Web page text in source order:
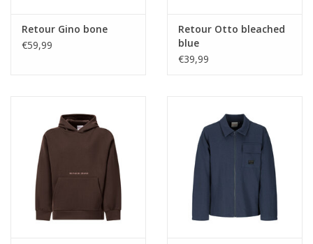
Retour Gino bone
€59,99
Retour Otto bleached
blue
€39,99